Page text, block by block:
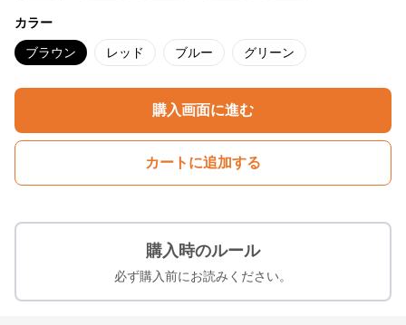
カラー
ブラウン レッド ブルー グリーン
購入画面に進む
カートに追加する
購入時のルール
必ず購入前にお読みください。